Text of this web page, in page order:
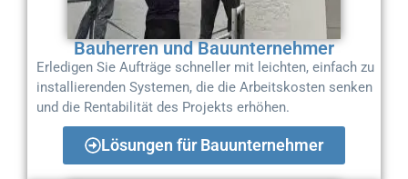
Bauherren und Bauunternehmer
Erledigen Sie Aufträge schneller mit leichten, einfach zu
installierenden Systemen, die die Arbeitskosten senken
und die Rentabilität des Projekts erhöhen.
Lösungen für Bauunternehmer